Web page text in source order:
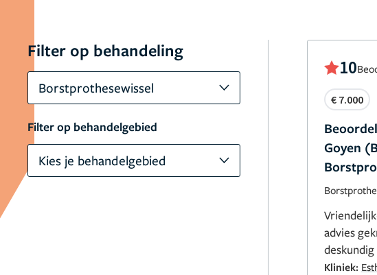
Filter op behandeling
Borstprothesewissel
Filter op behandelgebied
Kies je behandelgebied
10
€ 7.000
Goyen
advies
Kliniek: